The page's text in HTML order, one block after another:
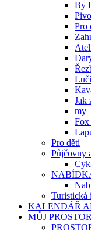
By
Pro
Jak
Pro děti
Půjčovny
Turistická
KALENDÁŘ
MŮJ PROSTOR